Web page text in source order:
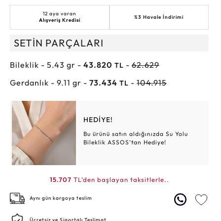
12 aya varan
Alışveriş Kredisi
%3 Havale İndirimi
SETİN PARÇALARI
Bileklik - 5.43 gr - 43.820 TL - 62.629
Gerdanlık - 9.11 gr - 73.434 TL - 104.915
HEDİYE!
Bu ürünü satın aldığınızda Su Yolu
Bileklik ASSOS’tan Hediye!
15.707 TL'den başlayan taksitlerle..
Aynı gün kargoya teslim
Ücretsiz ve Sigortalı Teslimat